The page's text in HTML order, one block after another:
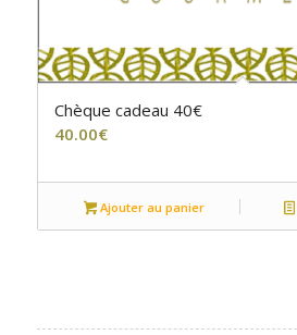
Chèque cadeau 40€
40.00€
Ajouter au panier